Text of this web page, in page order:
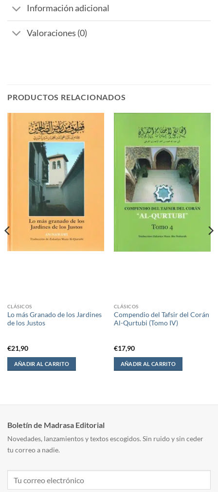
Información adicional
Valoraciones (0)
PRODUCTOS RELACIONADOS
CLÁSICOS
Lo más Granado de los Jardines
de los Justos
€21,90
AÑADIR AL CARRITO
CLÁSICOS
Compendio del Tafsir del Corán
Al-Qurtubi (Tomo IV)
€17,90
AÑADIR AL CARRITO
Boletín de Madrasa Editorial
Novedades, lanzamientos y textos escogidos. Sin ruido y sin ceder
tu correo a nadie.